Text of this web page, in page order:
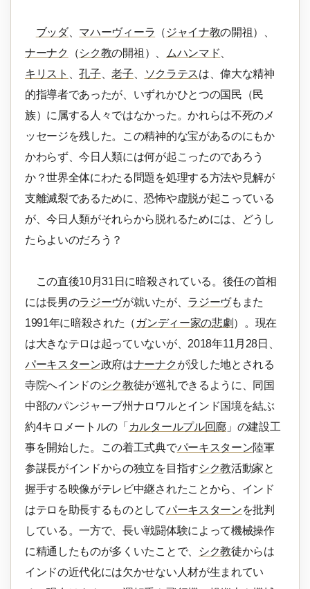
ブッダ、 マハーヴィーラ （ ジャイナ教の開祖）、
ナーナク
（シク教の開祖）、 ムハンマド
キリスト
、孔子 、老子 ソクラテスは、偉大な精神
的指導者であったが、いずれかひとつの国民（民
族）に属する人々ではなかった。かれらは不死のメ
ッセージを残した。この精神的な宝があるのにもか
かわらず、今日人類には何が起こったのであろう
か？世界全体にわたる問題を処理する方法や見解が
支離滅裂であるために、恐怖や虚脱が起こっている
が、今日人類がそれらから脱れるためには、どうし
たらよいのだろう？
この直後10月31日に暗殺されている。後任の首相
には長男のラジーヴが就いたが、 ラジーヴもまた
1991年に暗殺された（ ガンディー家の悲劇 ）。現在
は大きなテロは起っていないが、2018年11月28日、
パーキスターン政府はナーナク が没した地とされる
寺院へインドのシク教徒が巡礼できるように、同国
中部のパンジャーブ州ナロワルとインド国境を結ぶ
約4キロメートルの「 カルタールプル回廊」の建設工
事を開始した。この着工式典でパーキスターン陸軍
参謀長がインドからの独立を目指すシク教活動家と
握手する映像がテレビ中継されたことから、インド
はテロを助長するものとしてパーキスターンを批判
している。一方で、長い戦闘体験によって機械操作
に精通したものが多くいたことで、
シク教徒からは
インドの近代化には欠かせない人材が生まれてい